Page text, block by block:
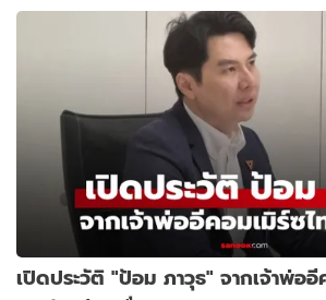
เปิดประวัติ "ป้อม ภาวุธ" จากเจ้าพ่อ